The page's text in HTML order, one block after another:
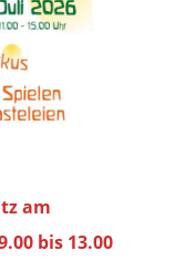
am
bis 13.00